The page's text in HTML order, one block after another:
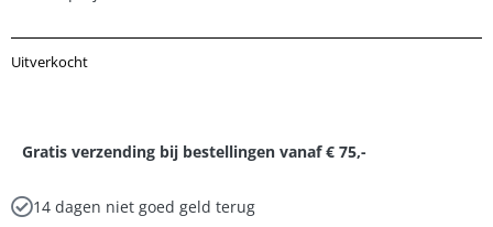
Uitverkocht
Gratis verzending bij bestellingen vanaf € 75,-
14 dagen niet goed geld terug